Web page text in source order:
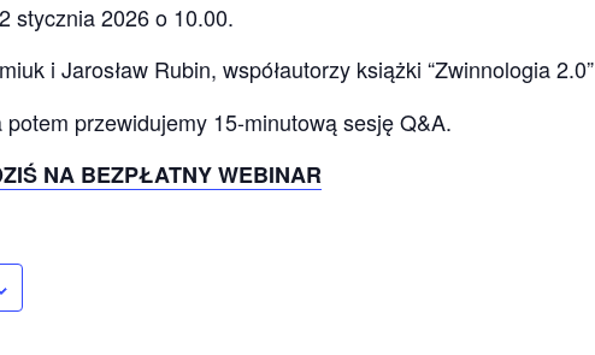
stycznia 2026 o 10.00.
i Jarosław Rubin, współautorzy książki “Zwinnologia 2.0”
przewidujemy 15-minutową sesję Q&A.
NA BEZPŁATNY WEBINAR